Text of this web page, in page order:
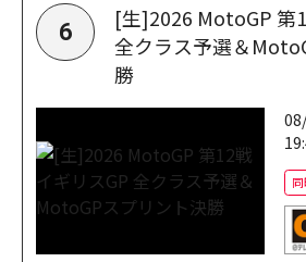
6
[生]2026 MotoGP 第
全クラス予選＆
勝